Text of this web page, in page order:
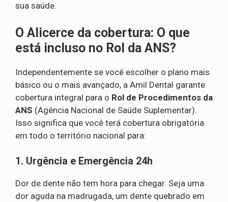
sua saúde.
O Alicerce da cobertura: O que
está incluso no Rol da ANS?
Independentemente se você escolher o plano mais
básico ou o mais avançado, a Amil Dental garante
cobertura integral para o Rol de Procedimentos da
ANS (Agência Nacional de Saúde Suplementar).
Isso significa que você terá cobertura obrigatória
em todo o território nacional para:
1. Urgência e Emergência 24h
Dor de dente não tem hora para chegar. Seja uma
dor aguda na madrugada, um dente quebrado em